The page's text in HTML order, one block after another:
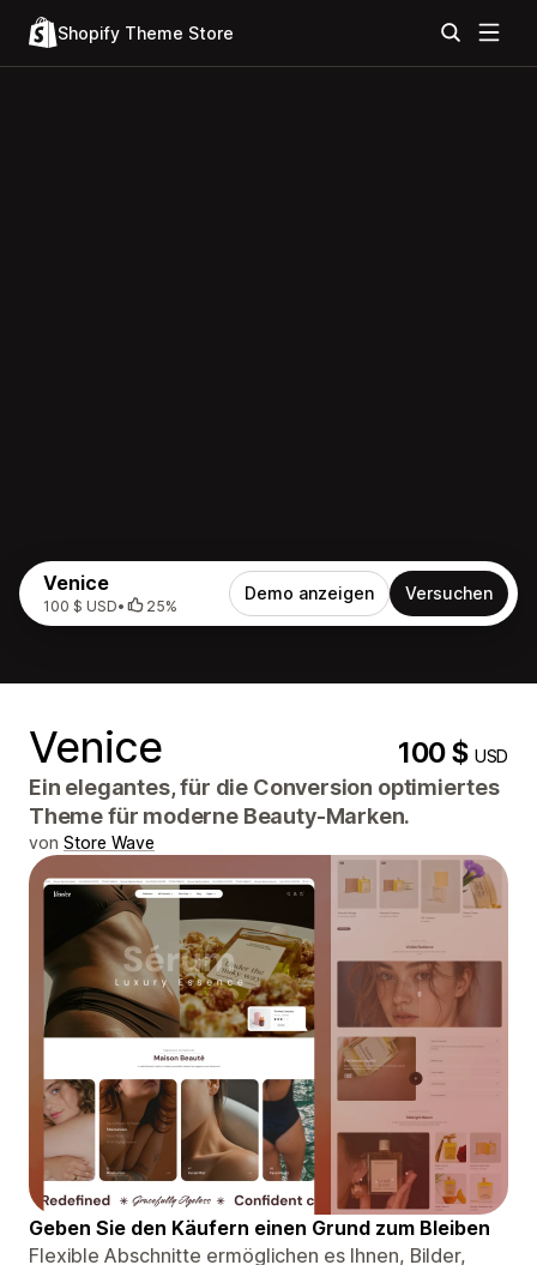
Shopify Theme Store
Venice
100 $ USD• 25%
Demo anzeigen Versuchen
Venice 100 $USD
Ein elegantes, für die Conversion optimiertes
Theme für moderne Beauty-Marken.
von Store Wave
Geben Sie den Käufern einen Grund zum Bleiben
Flexible Abschnitte ermöglichen es Ihnen, Bilder,